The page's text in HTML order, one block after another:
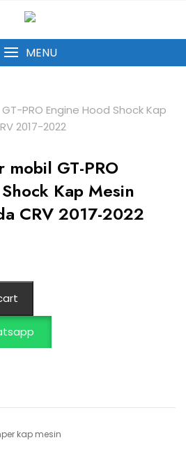
MENU
mobil GT-PRO
Kap Mesin
CRV 2017-2022
kap mesin